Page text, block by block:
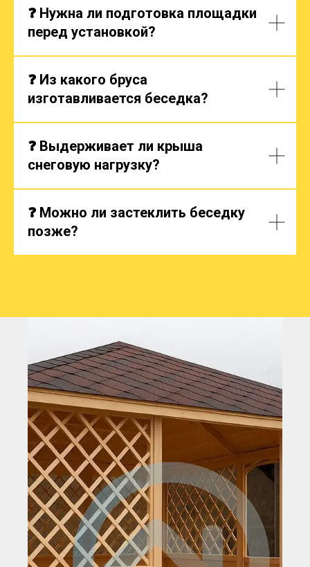
❓ Нужна ли подготовка площадки
перед установкой?
❓ Из какого бруса
изготавливается беседка?
❓ Выдерживает ли крыша
снеговую нагрузку?
❓ Можно ли застеклить беседку
позже?